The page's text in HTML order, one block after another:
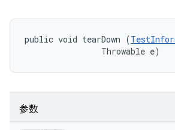
public void tearDown (
                Throwable e)
参数